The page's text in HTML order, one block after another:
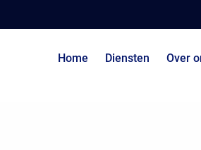
Home Diensten Over